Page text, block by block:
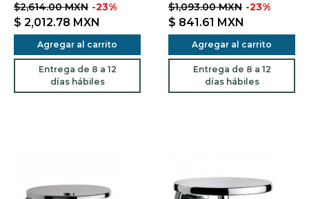
$2,614.00 MXN -23%
$ 2,012.78 MXN
Agregar al carrito
Entrega de 8 a 12
días hábiles
$1,093.00 MXN -23%
$ 841.61 MXN
Agregar al carrito
Entrega de 8 a 12
días hábiles